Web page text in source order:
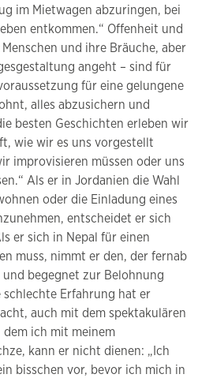
im Mietwagen abzuringen, bei
entkommen.“ Offenheit und
und ihre Bräuche, aber
angeht – sind für
für eine gelungene
alles abzusichern und
besten Geschichten erleben wir
wie wir es uns vorgestellt
improvisieren müssen oder uns
Als er in Jordanien die Wahl
oder die Einladung eines
entscheidet er sich
er sich in Nepal für einen
muss, nimmt er den, der fernab
begegnet zur Belohnung
schlechte Erfahrung hat er
auch mit dem spektakulären
dem ich mit meinem
kann er nicht dienen: „Ich
bisschen vor, bevor ich mich in